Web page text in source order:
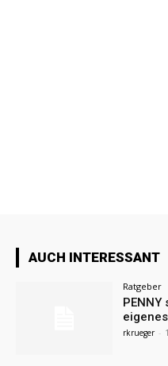
AUCH INTERESSANT
Ratgeber
rkrueger -